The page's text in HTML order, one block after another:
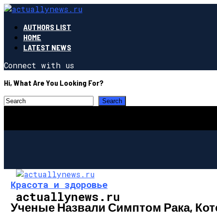
AUTHORS LIST
HOME
LATEST NEWS
Connect with us
Hi, What Are You Looking For?
actuallynews.ru
Красота и здоровье
Ученые Назвали Симптом Рака,